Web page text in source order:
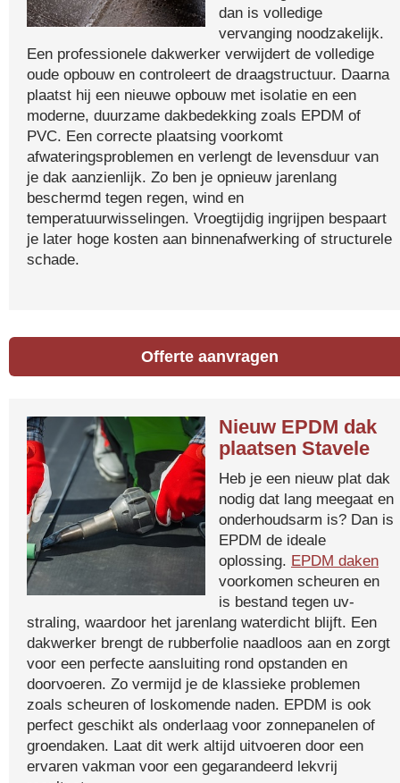
dan is volledige
vervanging noodzakelijk.
Een professionele dakwerker verwijdert de volledige
oude opbouw en controleert de draagstructuur. Daarna
plaatst hij een nieuwe opbouw met isolatie en een
moderne, duurzame dakbedekking zoals EPDM of
PVC. Een correcte plaatsing voorkomt
afwateringsproblemen en verlengt de levensduur van
je dak aanzienlijk. Zo ben je opnieuw jarenlang
beschermd tegen regen, wind en
temperatuurwisselingen. Vroegtijdig ingrijpen bespaart
je later hoge kosten aan binnenafwerking of structurele
schade.
Offerte aanvragen
Nieuw EPDM dak
plaatsen Stavele
Heb je een nieuw plat dak
nodig dat lang meegaat en
onderhoudsarm is? Dan is
EPDM de ideale
oplossing. EPDM daken
voorkomen scheuren en
is bestand tegen uv-
straling, waardoor het jarenlang waterdicht blijft. Een
dakwerker brengt de rubberfolie naadloos aan en zorgt
voor een perfecte aansluiting rond opstanden en
doorvoeren. Zo vermijd je de klassieke problemen
zoals scheuren of loskomende naden. EPDM is ook
perfect geschikt als onderlaag voor zonnepanelen of
groendaken. Laat dit werk altijd uitvoeren door een
ervaren vakman voor een gegarandeerd lekvrij